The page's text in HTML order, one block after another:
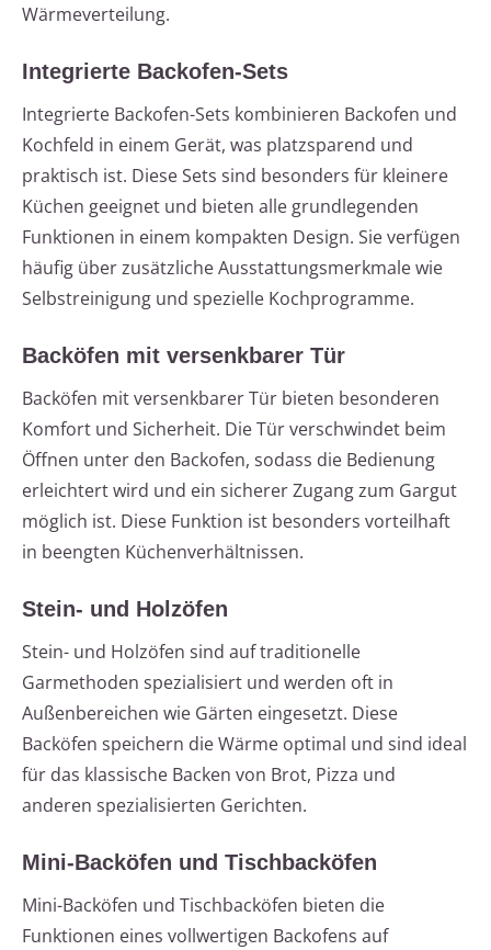
Wärmeverteilung.
Integrierte Backofen-Sets
Integrierte Backofen-Sets kombinieren Backofen und
Kochfeld in einem Gerät, was platzsparend und
praktisch ist. Diese Sets sind besonders für kleinere
Küchen geeignet und bieten alle grundlegenden
Funktionen in einem kompakten Design. Sie verfügen
häufig über zusätzliche Ausstattungsmerkmale wie
Selbstreinigung und spezielle Kochprogramme.
Backöfen mit versenkbarer Tür
Backöfen mit versenkbarer Tür bieten besonderen
Komfort und Sicherheit. Die Tür verschwindet beim
Öffnen unter den Backofen, sodass die Bedienung
erleichtert wird und ein sicherer Zugang zum Gargut
möglich ist. Diese Funktion ist besonders vorteilhaft
in beengten Küchenverhältnissen.
Stein- und Holzöfen
Stein- und Holzöfen sind auf traditionelle
Garmethoden spezialisiert und werden oft in
Außenbereichen wie Gärten eingesetzt. Diese
Backöfen speichern die Wärme optimal und sind ideal
für das klassische Backen von Brot, Pizza und
anderen spezialisierten Gerichten.
Mini-Backöfen und Tischbacköfen
Mini-Backöfen und Tischbacköfen bieten die
Funktionen eines vollwertigen Backofens auf